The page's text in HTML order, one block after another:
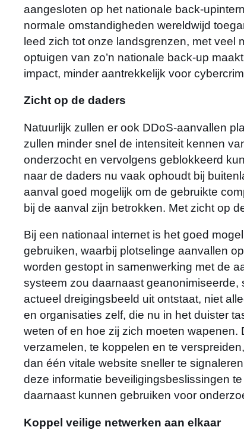
aangesloten op het nationale back-
normale omstandigheden wereldwijd
leed zich tot onze landsgrenzen, met veel
optuigen van zo’n nationale back-up
impact, minder aantrekkelijk voor
Zicht op de daders
Natuurlijk zullen er ook DDoS-aanvallen
zullen minder snel de intensiteit kennen
onderzocht en vervolgens geblokkeerd
naar de daders nu vaak ophoudt bij
aanval goed mogelijk om de gebruikte
bij de aanval zijn betrokken. Met zicht op
Bij een nationaal internet is het goed
gebruiken, waarbij plotselinge aanvallen
worden gestopt in samenwerking met de
systeem zou daarnaast
actueel dreigingsbeeld uit ontstaat, niet
en organisaties zelf, die nu in het duister
weten of en hoe zij zich moeten
verzamelen, te koppelen en te
dan één vitale website sneller te
deze informatie beveiligingsbeslissingen
daarnaast kunnen gebruiken voor
Koppel veilige netwerken aan elkaar